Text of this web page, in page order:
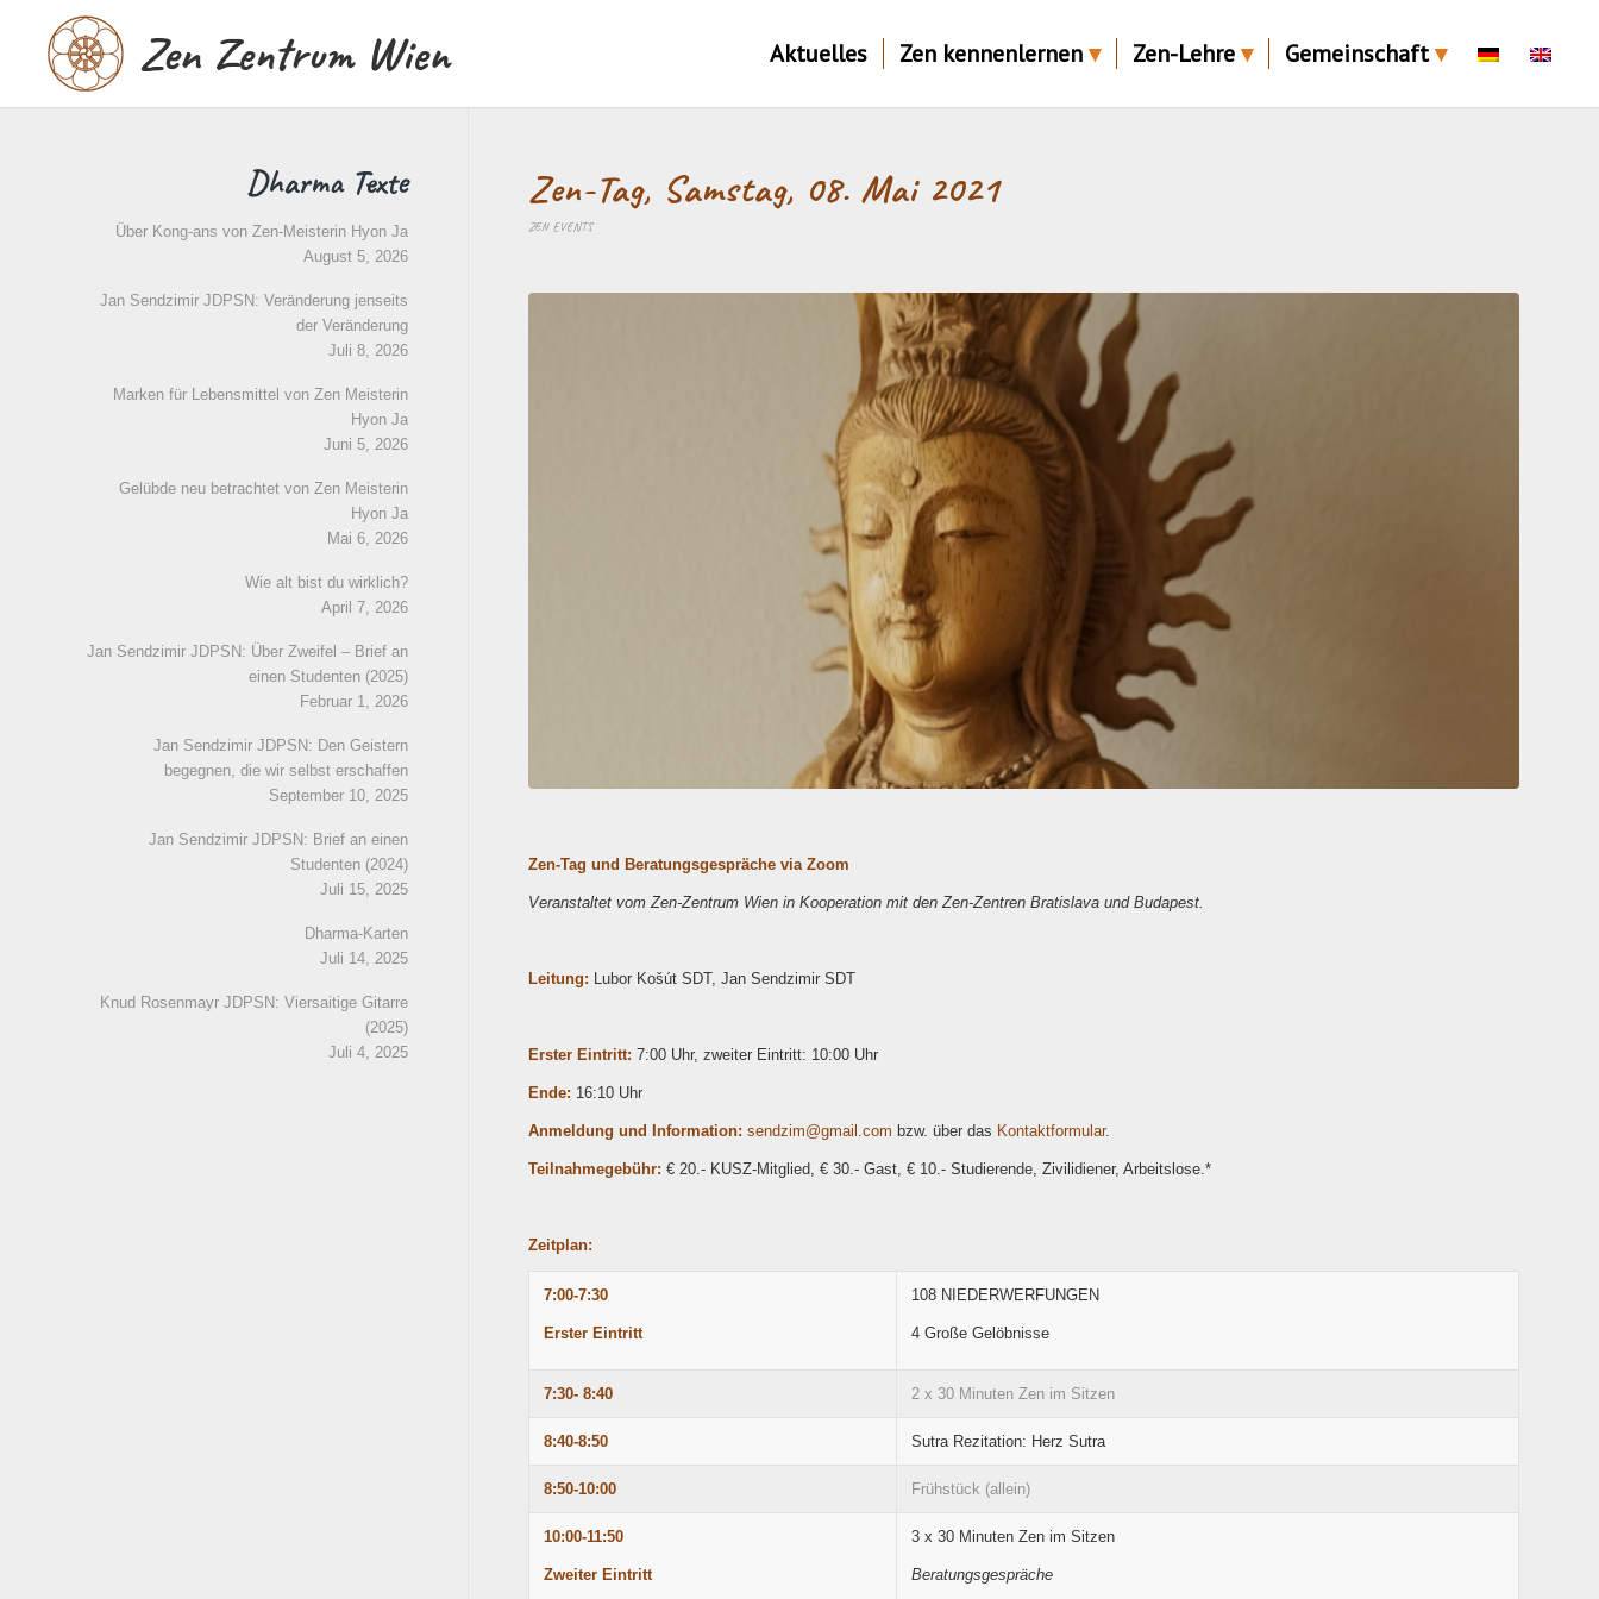
Zen Zentrum Wien Aktuelles Zen kennenlernen Zen-Lehre Gemeinschaft
Zen-Tag, Samstag, 08. Mai 2021
ZEN EVENTS
Zen-Tag und Beratungsgespräche via Zoom
Veranstaltet vom Zen-Zentrum Wien in Kooperation mit den Zen-Zentren Bratislava und Budapest.
Leitung: Lubor Košút SDT, Jan Sendzimir SDT
Erster Eintritt: 7:00 Uhr, zweiter Eintritt: 10:00 Uhr
Ende: 16:10 Uhr
Anmeldung und Information: moc.l
iamg@
mizdn
es bzw. über das Kontaktformular.
Teilnahmegebühr: € 20.- KUSZ-Mitglied, € 30.- Gast, € 10.- Studierende, Zivilidiener, Arbeitslose.*
Zeitplan:
7:00-7:30
Erster Eintritt
108 NIEDERWERFUNGEN
4 Große Gelöbnisse
7:30- 8:40 2 x 30 Minuten Zen im Sitzen
8:40-8:50 Sutra Rezitation: Herz Sutra
8:50-10:00 Frühstück (allein)
10:00-11:50
Zweiter Eintritt
3 x 30 Minuten Zen im Sitzen
Beratungsgespräche
Dharma Texte
Über Kong-ans von Zen-Meisterin Hyon Ja
August 5, 2026
Jan Sendzimir JDPSN: Veränderung jenseits
der Veränderung
Juli 8, 2026
Marken für Lebensmittel von Zen Meisterin
Hyon Ja
Juni 5, 2026
Gelübde neu betrachtet von Zen Meisterin
Hyon Ja
Mai 6, 2026
Wie alt bist du wirklich?
April 7, 2026
Jan Sendzimir JDPSN: Über Zweifel – Brief an
einen Studenten (2025)
Februar 1, 2026
Jan Sendzimir JDPSN: Den Geistern
begegnen, die wir selbst erschaffen
September 10, 2025
Jan Sendzimir JDPSN: Brief an einen
Studenten (2024)
Juli 15, 2025
Dharma-Karten
Juli 14, 2025
Knud Rosenmayr JDPSN: Viersaitige Gitarre
(2025)
Juli 4, 2025